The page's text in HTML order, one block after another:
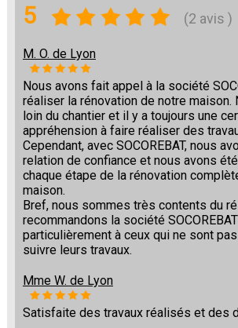
5 (2 avis )
M. O. de Lyon
Nous avons fait appel à la société
réaliser la rénovation de notre maison.
loin du chantier et il y a toujours une
appréhension à faire réaliser des
Cependant, avec SOCOREBAT, nous
relation de confiance et nous avons
chaque étape de la rénovation
maison.
Bref, nous sommes très contents du
recommandons la société SOCOREBAT
particulièrement à ceux qui ne sont
suivre leurs travaux.
Mme W. de Lyon
Satisfaite des travaux réalisés et des